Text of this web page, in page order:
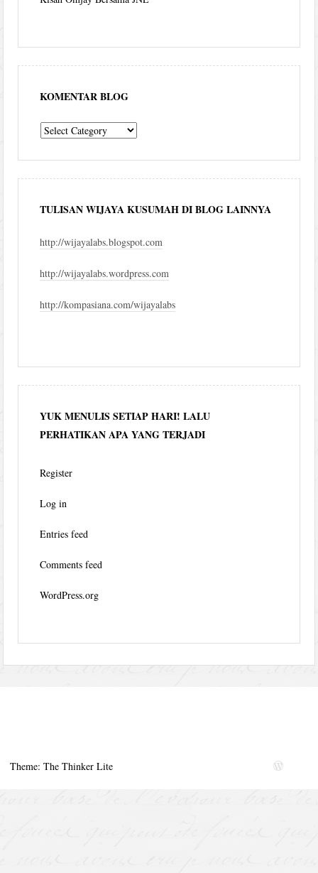
KOMENTAR BLOG
komentar
TULISAN WIJAYA KUSUMAH DI BLOG LAINNYA
http://wijayalabs.blogspot.com
http://wijayalabs.wordpress.com
http://kompasiana.com/wijayalabs
YUK MENULIS SETIAP HARI! LALU
PERHATIKAN APA YANG TERJADI
Register
Log in
Entries feed
Comments feed
WordPress.org
Theme: The Thinker Lite